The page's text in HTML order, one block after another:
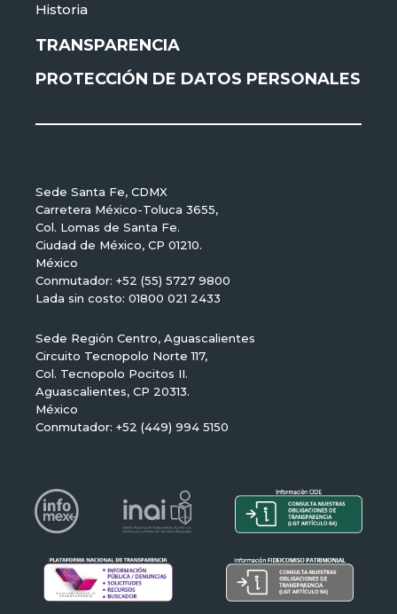
Historia
TRANSPARENCIA
PROTECCIÓN DE DATOS PERSONALES
Sede Santa Fe, CDMX
Carretera México-Toluca 3655,
Col. Lomas de Santa Fe.
Ciudad de México, CP 01210.
México
Conmutador: +52 (55) 5727 9800
Lada sin costo: 01800 021 2433
Sede Región Centro, Aguascalientes
Circuito Tecnopolo Norte 117,
Col. Tecnopolo Pocitos II.
Aguascalientes, CP 20313.
México
Conmutador: +52 (449) 994 5150